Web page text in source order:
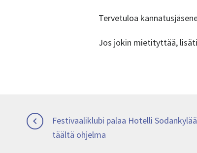
Tervetuloa
Jos jokin mietityttää,
Artikkelien
selaus

Previous
post:
Festivaaliklubi palaa Hotelli
täältä ohjelma